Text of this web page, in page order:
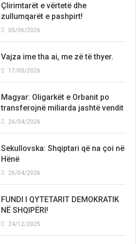
Çlirimtarët e vërtetë dhe
zullumqarët e pashpirt!
05/06/2026
Vajza ime tha ai, me zë të thyer.
17/05/2026
Magyar: Oligarkët e Orbanit po
transferojnë miliarda jashtë vendit
26/04/2026
Sekullovska: Shqiptari që na çoi në
Hënë
26/04/2026
FUNDI I QYTETARIT DEMOKRATIK
NË SHQIPËRI!
24/12/2025